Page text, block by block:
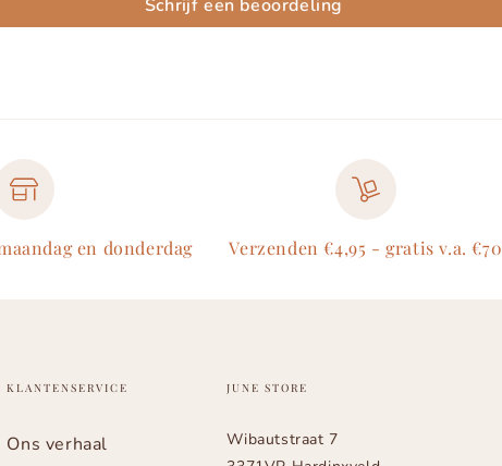
Schrijf een beoordeling
en donderdag Verzenden €4,95 - gratis v.a. €70
KLANTENSERVICE
Ons verhaal
JUNE STORE
Wibautstraat 7